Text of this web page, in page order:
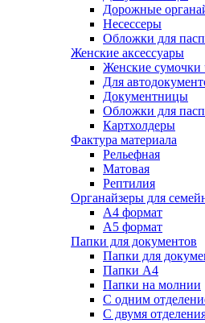
Дорожные
Несессеры
Обложки для
Женские аксессуары
Женские сумочки
Для
Документницы
Обложки для
Картхолдеры
Фактура материала
Рельефная
Матовая
Рептилия
Органайзеры для
А4 формат
А5 формат
Папки для документов
Папки для
Папки А4
Папки на молнии
С одним
С двумя